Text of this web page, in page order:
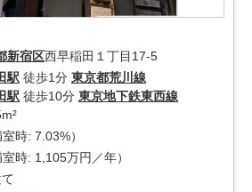
新宿区西早稲田１丁目17-5
駅 徒歩1分 東京都荒川線
駅 徒歩10分 東京地下鉄東西線
時: 7.03%）
時: 1,105万円／年）